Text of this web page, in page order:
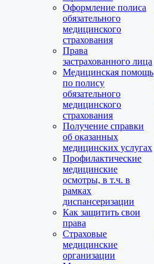
Оформление полиса
обязательного
медицинского
страхования
Права
застрахованного лица
Медицинская помощь
по полису
обязательного
медицинского
страхования
Получение справки
об оказанных
медицинских услугах
Профилактические
медицинские
осмотры, в т.ч. в
рамках
диспансеризации
Как защитить свои
права
Страховые
медицинские
организации